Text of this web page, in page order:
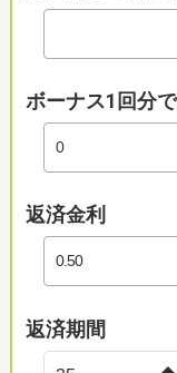
ボーナス1回分
返済金利
返済期間